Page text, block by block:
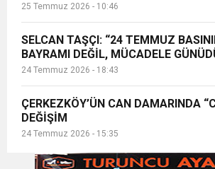
25 Temmuz 2026 - 10:46
SELCAN TAŞÇI: “24 TEMMUZ
BAYRAMI DEĞİL, MÜCADELE
24 Temmuz 2026 - 18:43
ÇERKEZKÖY’ÜN CAN DAMARINDA
DEĞİŞİM
24 Temmuz 2026 - 15:35